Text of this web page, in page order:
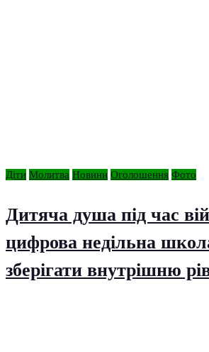
Діти Молитва Новини Оголошення Фото
Дитяча душа під час
цифрова недільна
зберігати внутрішню